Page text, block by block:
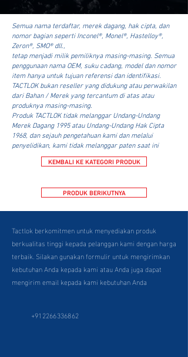
Semua nama terdaftar, merek dagang, hak cipta, dan
nomor bagian seperti Inconel®, Monel®, Hastelloy®,
Zeron®, SMO® dll.,
tetap menjadi milik pemiliknya masing-masing. Semua
penggunaan nama OEM, suku cadang, model dan nomor
item hanya untuk tujuan referensi dan identifikasi.
TACTLOK bukan reseller yang didukung atau perwakilan
dari Bahan / Merek yang tercantum di atas atau
produknya masing-masing.
Produk TACTLOK tidak melanggar Undang-Undang
Merek Dagang 1995 atau Undang-Undang Hak Cipta
1968, dan sejauh pengetahuan kami dan melalui
penyelidikan, kami tidak melanggar paten saat ini
KEMBALI KE KATEGORI PRODUK
PRODUK BERIKUTNYA
Tactlok berkomitmen untuk menyediakan produk
berkualitas tinggi kepada pelanggan kami dengan harga
terbaik. Silakan gunakan formulir untuk mengirimkan
kebutuhan Anda kepada kami atau Anda juga dapat
mengirim email kepada kami kebutuhan Anda
+912266336862